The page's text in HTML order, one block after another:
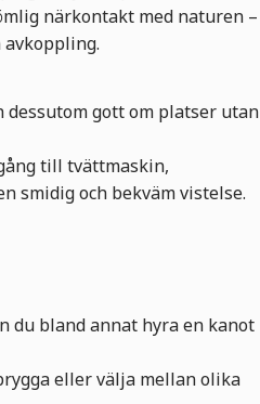
närkontakt med naturen –
dessutom gott om platser utan
till tvättmaskin,
smidig och bekväm vistelse.
du bland annat hyra en kanot
eller välja mellan olika